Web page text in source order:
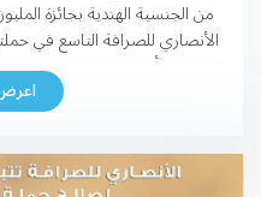
من الجنسية الهندية بجائزة
الأنصاري للصرافة التاسع في
2022”. وأقيم السحب
“الأنصاري للصرافة”، وممثلين
وعدد من الإعلاميين، وتم بثه